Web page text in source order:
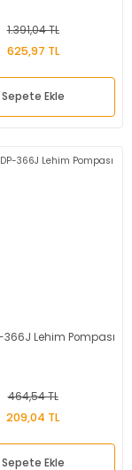
1.391,04 TL
625,97 TL
Sepete Ekle
366J Lehim Pompası
464,54 TL
209,04 TL
Sepete Ekle